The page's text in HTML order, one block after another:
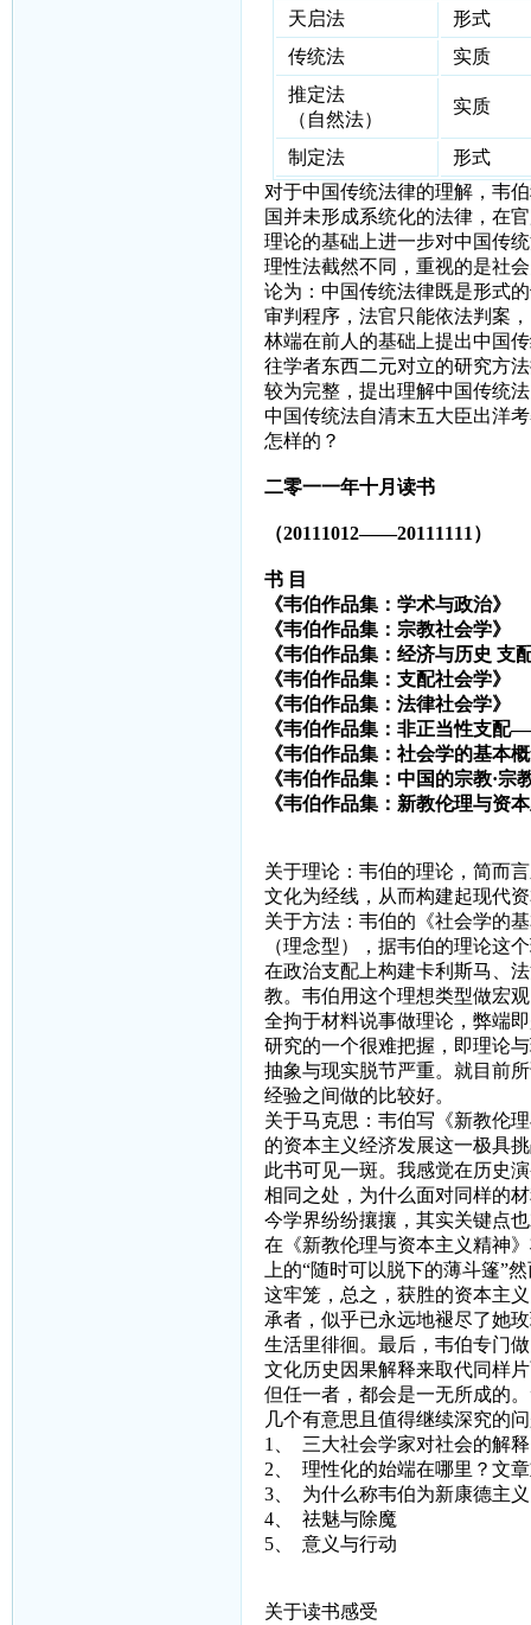
天启法
形式
传统法
实质
推定法
（自然法）
实质
制定法
形式
对于中国传统法律的理解，韦
国并未形成系统化的法律，在
理论的基础上进一步对中国传
理性法截然不同，重视的是社
论为：中国传统法律既是形式
审判程序，法官只能依法判案
林端在前人的基础上提出中国
往学者东西二元对立的研究方
较为完整，提出理解中国传统
中国传统法自清末五大臣出洋
怎样的？
二零一一年十月读书
（20111012——20111111 ）
书 目
《韦伯作品集：学术与政治》
《韦伯作品集：宗教社会学》
《韦伯作品集：经济与历史 支
《韦伯作品集：支配社会学》
《韦伯作品集：法律社会学》
《韦伯作品集：非正当性支
《韦伯作品集：社会学的基本
《韦伯作品集：中国的宗教·宗
《韦伯作品集：新教伦理与资
关于理论：韦伯的理论，简而
文化为经线，从而构建起现代
关于方法：韦伯的《社会学的
（理念型），据韦伯的理论这
在政治支配上构建卡利斯马、
教。韦伯用这个理想类型做宏
全拘于材料说事做理论，弊端
研究的一个很难把握，即理论
抽象与现实脱节严重。就目前
经验之间做的比较好。
关于马克思：韦伯写《新教伦
的资本主义经济发展这一极具
此书可见一斑。我感觉在历史
相同之处，为什么面对同样的
今学界纷纷攘攘，其实关键点
在《新教伦理与资本主义精神
上的“随时可以脱下的薄斗篷”
这牢笼，总之，获胜的资本主
承者，似乎已永远地褪尽了她
生活里徘徊。最后，韦伯专门
文化历史因果解释来取代同样
但任一者，都会是一无所成的
几个有意思且值得继续深究的
1、 三大社会学家对社会的解
2、 理性化的始端在哪里？文
3、 为什么称韦伯为新康德主
4、 祛魅与除魔
5、 意义与行动
关于读书感受